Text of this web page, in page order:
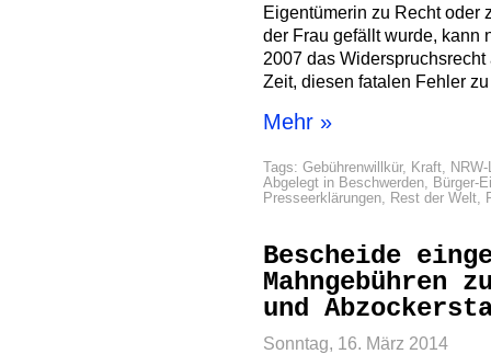
Eigentümerin zu Recht oder
der Frau gefällt wurde, kann
2007 das
Zeit, diesen fatalen Fehler
Mehr »
Tags: Gebührenwillkür, Kraft,
Abgelegt in Beschwerden, Bürger-
Presseerklärungen, Rest der Welt,
Bescheide
und
Sonntag, 16. März 2014